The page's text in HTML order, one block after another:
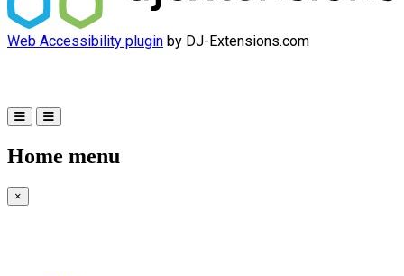
Web Accessibility plugin by DJ-Extensions.com
Home menu
×